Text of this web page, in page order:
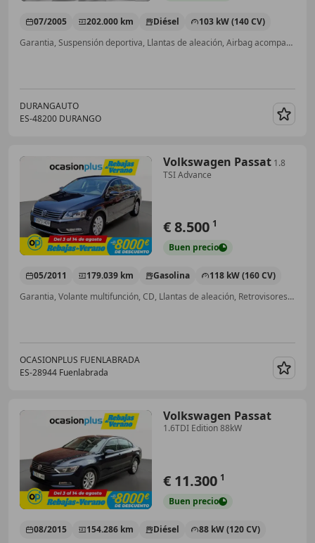
07/2005 202.000 km Diésel
103 kW (140 CV)
Garantia, Suspensión deportiva, Llantas de aleación, Airbag acompañante, Airbag del conductor, Elevalunas eléctrico, Cierre centralizado, Faros antiniebla
DURANGAUTO
ES-48200 DURANGO
Volkswagen Passat 1.8
TSI Advance
€ 8.500 1
Buen precio
05/2011 179.039 km Gasolina
118 kW (160 CV)
Garantia, Volante multifunción, CD, Llantas de aleación, Retrovisores laterales eléctricos, Isofix, Bluetooth, Asientos eléctricos
OCASIONPLUS FUENLABRADA
ES-28944 Fuenlabrada
Volkswagen Passat
1.6TDI Edition 88kW
€ 11.300 1
Buen precio
08/2015 154.286 km Diésel
88 kW (120 CV)